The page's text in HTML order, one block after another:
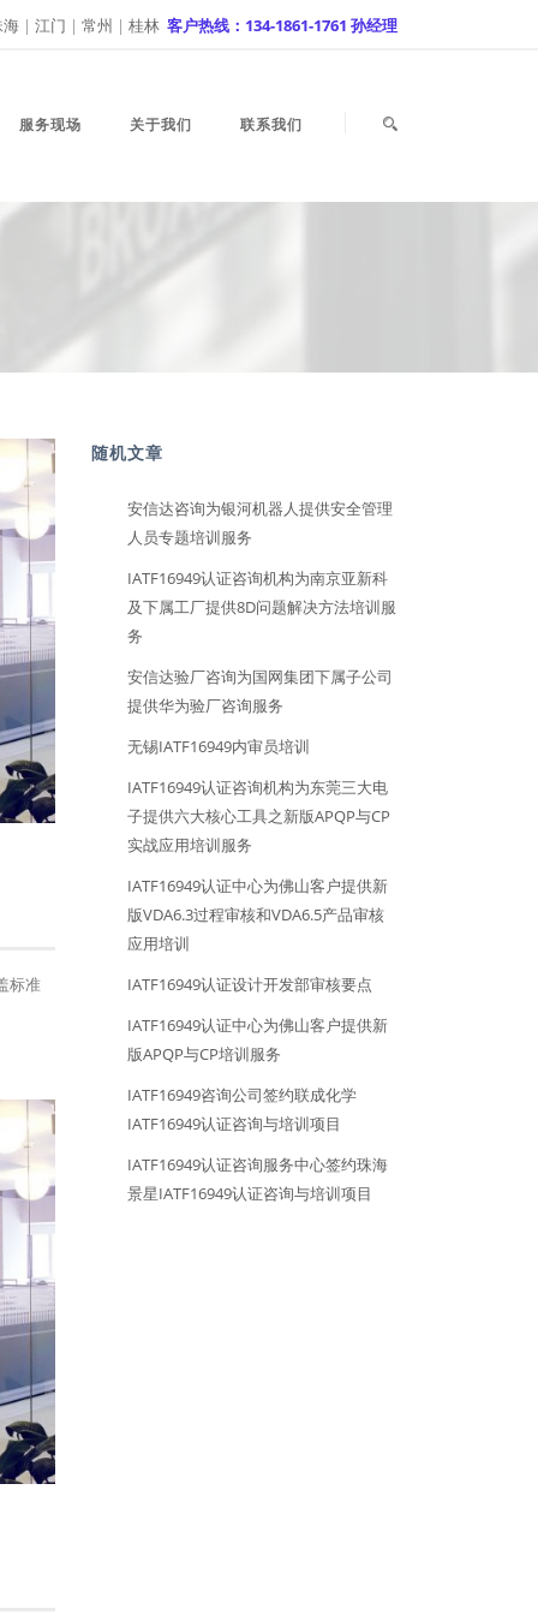
海 | 江门 | 常州 | 桂林 客户热线：134-1861-1761 孙经理
服务现场 关于我们 联系我们
标准
随机文章
安信达咨询为银河机器人提供安全管理
人员专题培训服务
IATF16949认证咨询机构为南京亚新科
及下属工厂提供8D问题解决方法培训服
务
安信达验厂咨询为国网集团下属子公司
提供华为验厂咨询服务
无锡IATF16949内审员培训
IATF16949认证咨询机构为东莞三大电
子提供六大核心工具之新版APQP与CP
实战应用培训服务
IATF16949认证中心为佛山客户提供新
版VDA6.3过程审核和VDA6.5产品审核
应用培训
IATF16949认证设计开发部审核要点
IATF16949认证中心为佛山客户提供新
版APQP与CP培训服务
IATF16949咨询公司签约联成化学
IATF16949认证咨询与培训项目
IATF16949认证咨询服务中心签约珠海
景星IATF16949认证咨询与培训项目